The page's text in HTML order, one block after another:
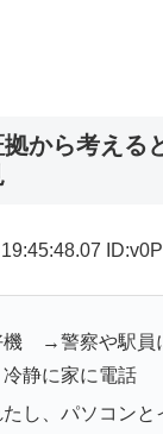
から考える
機 →警察や駅員
静に家に電話
し、パソコンと